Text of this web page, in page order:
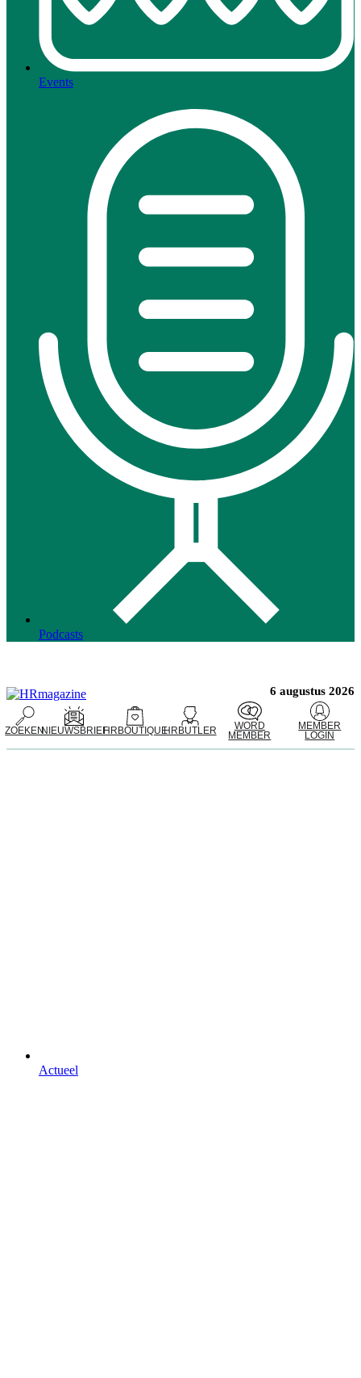
Events
Podcasts
6 augustus 2026
ZOEKENNIEUWSBRIEFHRBOUTIQUEHRBUTLER
WORD
MEMBER
MEMBER
LOGIN
Actueel